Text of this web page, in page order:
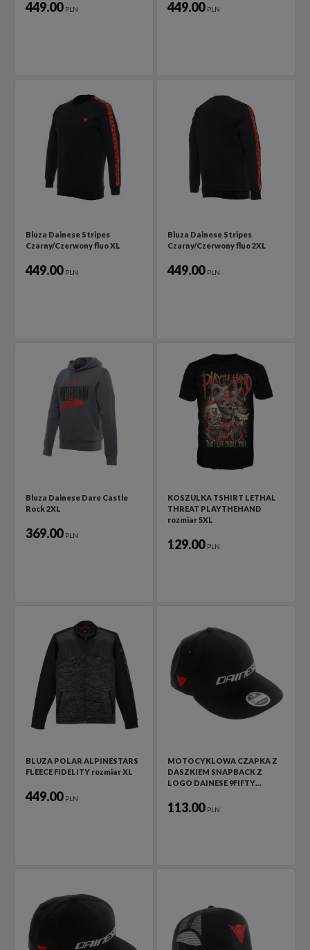
449.00 PLN 449.00 PLN
Bluza Dainese Stripes
Czarny/Czerwony fluo XL
449.00 PLN
Bluza Dainese Stripes
Czarny/Czerwony fluo 2XL
449.00 PLN
Bluza Dainese Dare Castle
Rock 2XL
369.00 PLN
KOSZULKA TSHIRT LETHAL
THREAT PLAYTHEHAND
rozmiar 5XL
129.00 PLN
BLUZA POLAR ALPINESTARS
FLEECE FIDELITY rozmiar XL
449.00 PLN
MOTOCYKLOWA CZAPKA Z
DASZKIEM SNAPBACK Z
LOGO DAINESE 9FIFTY…
113.00 PLN